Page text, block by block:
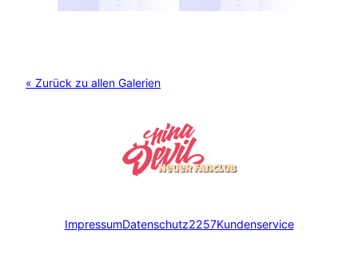
« Zurück zu allen Galerien
ImpressumDatenschutz2257Kundenservice